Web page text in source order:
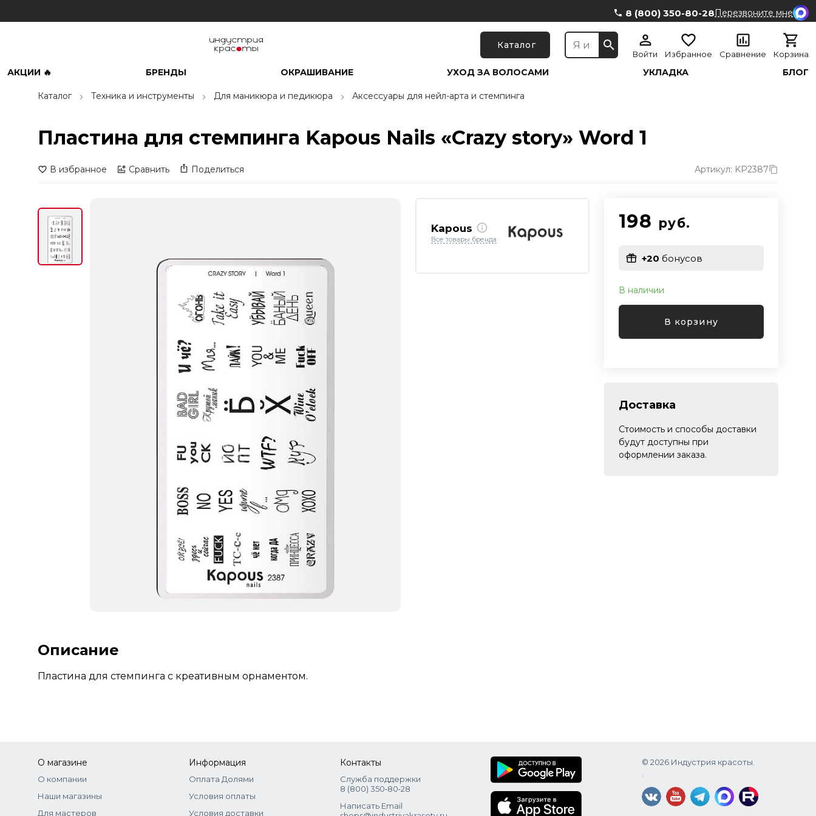
8 (800) 350-80-28Перезвоните мне
Каталог
Войти Избранное Сравнение Корзина
АКЦИИ 🔥 БРЕНДЫ ОКРАШИВАНИЕ УХОД ЗА ВОЛОСАМИ УКЛАДКА БЛОГ
Каталог Техника и инструменты Для маникюра и педикюра Аксессуары для нейл-арта и стемпинга
Пластина для стемпинга Kapous Nails «Crazy story» Word 1
В избранное Сравнить Поделиться Артикул: KP2387
Kapous
Все товары бренда
198 руб.
+20 бонусов
В наличии
В корзину
Доставка
Стоимость и способы доставки
будут доступны при
оформлении заказа.
Описание
Пластина для стемпинга с креативным орнаментом.
О магазине
О компании
Наши магазины
Для мастеров
Информация
Оплата Долями
Условия оплаты
Условия доставки
Контакты
Служба поддержки
8 (800) 350‑80‑28
Написать Email
© 2026 Индустрия красоты.